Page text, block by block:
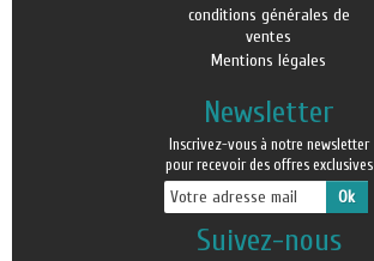
conditions générales de
ventes
Mentions légales
Newsletter
Inscrivez-vous à notre newsletter
pour recevoir des offres exclusives
Suivez-nous